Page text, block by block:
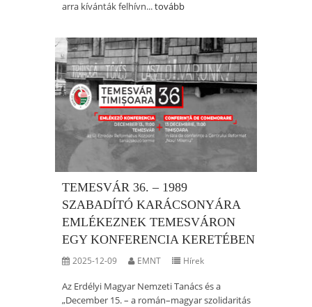
arra kívánták felhívn...tovább
TEMESVÁR 36. – 1989
SZABADÍTÓ KARÁCSONYÁRA
EMLÉKEZNEK TEMESVÁRON
EGY KONFERENCIA KERETÉBEN
2025-12-09 EMNT Hírek
Az Erdélyi Magyar Nemzeti Tanács és a
„December 15. – a román–magyar szolidaritás